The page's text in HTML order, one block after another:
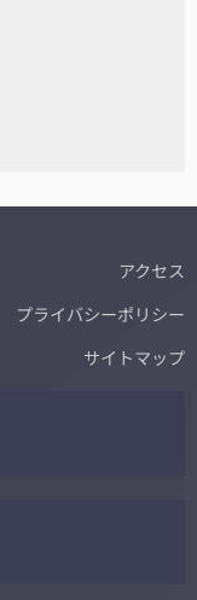
アクセス
プライバシーポリシー
サイトマップ